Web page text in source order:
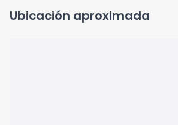
Ubicación aproximada